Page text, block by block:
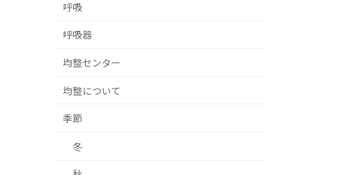
呼吸
呼吸器
均整センター
均整について
季節
冬